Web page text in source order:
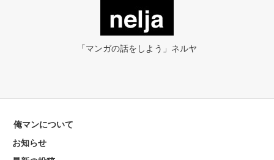
「マンガの話をしよう」ネルヤ
俺マンについて
お知らせ